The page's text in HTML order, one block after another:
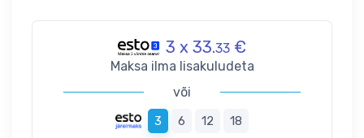
3 x 33.33 €
Maksa ilma lisakuludeta
või
3 6 12 18